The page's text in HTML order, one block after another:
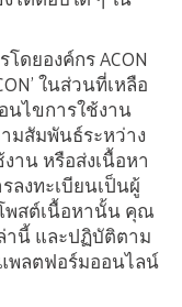
ยองค์กร ACON
ในส่วนที่เหลือ
นไขการใช้งาน
มสัมพันธ์ระหว่าง
าน หรือส่งเนื้อหา
งทะเบียนเป็นผู้
พสต์เนื้อหานั้น คุณ
านี้ และปฏิบัติตาม
พลตฟอร์มออนไลน์